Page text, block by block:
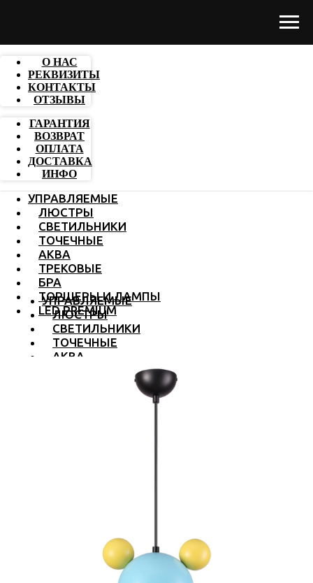
О НАС
РЕКВИЗИТЫ
КОНТАКТЫ
ОТЗЫВЫ
ГАРАНТИЯ
ВОЗВРАТ
ОПЛАТА
ДОСТАВКА
ИНФО
УПРАВЛЯЕМЫЕ
ЛЮСТРЫ
СВЕТИЛЬНИКИ
ТОЧЕЧНЫЕ
АКВА
ТРЕКОВЫЕ
БРА
ТОРШЕРЫ И ЛАМПЫ
LED PREMIUM
УПРАВЛЯЕМЫЕ
ЛЮСТРЫ
СВЕТИЛЬНИКИ
ТОЧЕЧНЫЕ
АКВА
ТОРШЕРЫ И ЛАМПЫ